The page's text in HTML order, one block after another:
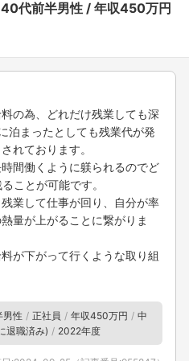
40代前半男性
年収450万円
の為、どれだけ残業しても深
泊まったとしても残業代が発
れております。
間働くように躾られるのでど
ことが可能です。
業して仕事が回り、自分が率
量が上がることに繋がりま
が下がって行くような取り組
性 正社員 年収450万円
中
退職済み)
2022年度